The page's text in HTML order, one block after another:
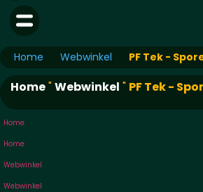
Home Webwinkel PF Tek -
Home"Webwinkel " PF Tek -
Home
Home
Webwinkel
Webwinkel